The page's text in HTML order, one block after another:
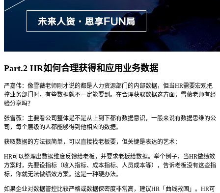
Part.2 HR如何合理获得和应用业务数据
严嘉伟：像雪薇老师刚才说的都是人力资源部门的内部数据，但当HR需要宏观把
控业务部门时，有些数据就不一定能要到。在合理获取数据这方面，雪薇老师有经
验分享吗？
张雪薇：主要看公司整体是不是从上到下都有数据意识，一般来说有数据思维的公
司，每个层级的人都能够得到他相应的数据。
获取数据的方法很简单，可以直接找老板要，但关键是表达的艺术：
HR可以整理出数据维度反馈给老板，并要求老板给数据。举个例子，当HR做绩效
方案时，先要设指标（收入指标、成本指标、人员成本等），告诉老板没有这些指
标，你就无法做绩效方案。这是一种硬办法。
如果企业对数据管控比较严格或数据保密度非常高，建议HR「曲线救国」。HR可